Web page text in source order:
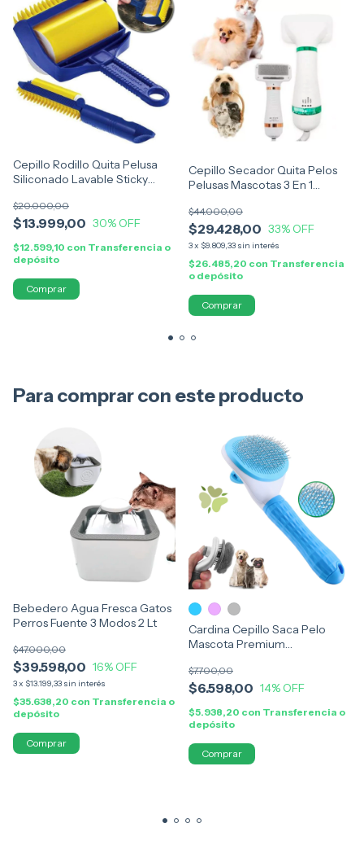
Cepillo Rodillo Quita Pelusa
Siliconado Lavable Sticky
$13.999,00
$20.000,00
30% OFF
$12.599,10 con Transferencia o
depósito
Cepillo Secador Quita Pelos
Pelusas Mascotas 3 En 1
$29.428,00
$44.000,00
33% OFF
3x $9.809,33 sin interés
$26.485,20 con Transferencia
o depósito
Para comprar con este producto
Bebedero Agua Fresca Gatos
Perros Fuente 3 Modos 2 Lt
$39.598,00
$47.000,00
16% OFF
3x $13.199,33 sin interés
$35.638,20 con Transferencia o
depósito
Cardina Cepillo Saca Pelo
Mascota Premium
$6.598,00
$7.700,00
14% OFF
$5.938,20 con Transferencia o
depósito
Comprar